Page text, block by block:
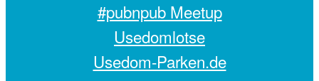
#pubnpub Meetup
Usedomlotse
Usedom-Parken.de